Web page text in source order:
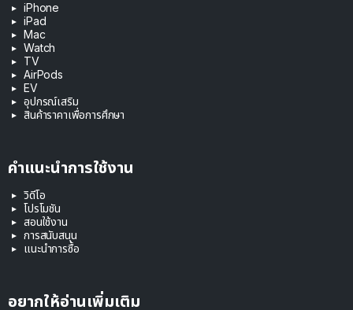
iPhone
iPad
Mac
Watch
TV
AirPods
EV
อุปกรณ์เสริม
สินค้าราคาเพื่อการศึกษา
คำแนะนำการใช้งาน
วิดีโอ
โปรโมชัน
สอนใช้งาน
การสนับสนุน
แนะนำการซื้อ
อยากให้อ่านเพิ่มเติม